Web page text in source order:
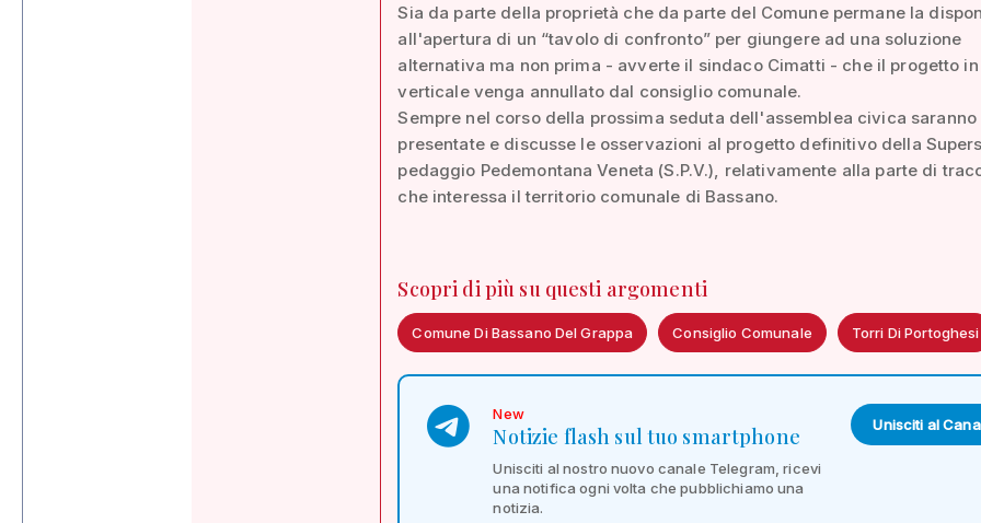
Sia da parte della proprietà che da parte del Comune permane la
all'apertura di un “tavolo di confronto” per giungere ad una soluzione
alternativa ma non prima - avverte il sindaco Cimatti - che il progetto in
verticale venga annullato dal consiglio comunale.
Sempre nel corso della prossima seduta dell'assemblea civica saranno
presentate e discusse le osservazioni al progetto definitivo della
pedaggio Pedemontana Veneta (S.P.V.), relativamente alla parte di
che interessa il territorio comunale di Bassano.
Scopri di più su questi argomenti
Comune Di Bassano Del Grappa Consiglio Comunale Torri Di Portoghesi
New
Notizie flash sul tuo smartphone
Unisciti al nostro nuovo canale Telegram, ricevi
una notifica ogni volta che pubblichiamo una
notizia.
Unisciti al